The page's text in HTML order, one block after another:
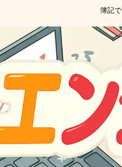
簿記